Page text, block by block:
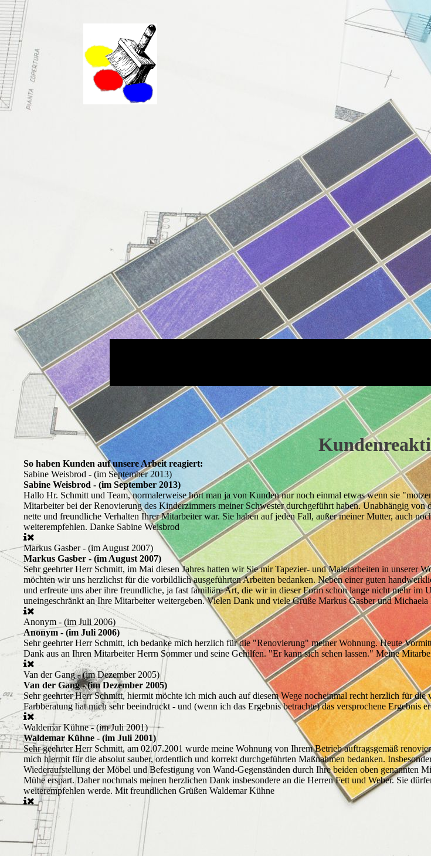
So haben Kunden auf unsere Arbeit reagiert:
Sabine Weisbrod - (im September 2013)
Sabine Weisbrod - (im September 2013)
Hallo Hr. Schmitt und Team, normalerweise hört man ja von Kunden nur noch einmal etwas wenn sie
Mitarbeiter bei der Renovierung des Kinderzimmers meiner Schwester durchgeführt haben. Unabhängig
nette und freundliche Verhalten Ihrer Mitarbeiter war. Sie haben auf jeden Fall, außer meiner Mutter, auch
weiterempfehlen. Danke Sabine Weisbrod
Markus Gasber - (im August 2007)
Markus Gasber - (im August 2007)
Sehr geehrter Herr Schmitt, im Mai diesen Jahres hatten wir Sie mir Tapezier- und Malerarbeiten in unserer
möchten wir uns herzlichst für die vorbildlich ausgeführten Arbeiten bedanken. Neben einer guten
und erfreute uns aber ihre freundliche, ja fast familiäre Art, die wir in dieser Form schon lange nicht mehr
uneingeschränkt an Ihre Mitarbeiter weitergeben. Vielen Dank und viele Grüße Markus Gasber und
Anonym - (im Juli 2006)
Anonym - (im Juli 2006)
Sehr geehrter Herr Schmitt, ich bedanke mich herzlich für die "Renovierung" meiner Wohnung. Heute
Dank aus an Ihren Mitarbeiter Herrn Sommer und seine Gehilfen. "Er kann sich sehen lassen." Meine
Van der Gang - (im Dezember 2005)
Van der Gang - (im Dezember 2005)
Sehr geehrter Herr Schmitt, hiermit möchte ich mich auch auf diesem Wege nocheinmal recht herzlich für
Farbberatung hat mich sehr beeindruckt - und (wenn ich das Ergebnis betrachte) das versprochene
Waldemar Kühne - (im Juli 2001)
Waldemar Kühne - (im Juli 2001)
Sehr geehrter Herr Schmitt, am 02.07.2001 wurde meine Wohnung von Ihrem Betrieb auftragsgemäß
mich hiermit für die absolut sauber, ordentlich und korrekt durchgeführten Maßnahmen bedanken.
Wiederaufstellung der Möbel und Befestigung von Wand-Gegenständen durch Ihre beiden oben
Mühe erspart. Daher nochmals meinen herzlichen Dank insbesondere an die Herren Fett und Weber. Sie
weiterempfehlen werde. Mit freundlichen Grüßen Waldemar Kühne